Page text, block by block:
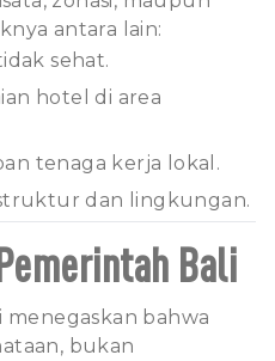
antara lain:
sehat.
hotel di area
tenaga kerja lokal.
dan lingkungan.
Bali
menegaskan bahwa
bukan